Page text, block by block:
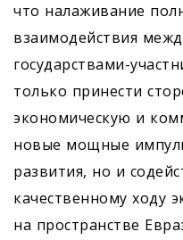
что налаживание
взаимодействия
государствами-
только принести
экономическую и
новые мощные
развития, но и
качественному ходу
на пространстве